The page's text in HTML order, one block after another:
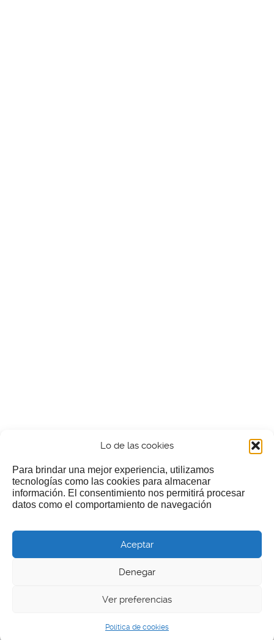
Lo de las cookies
Para brindar una mejor experiencia, utilizamos
tecnologías como las cookies para almacenar
información. El consentimiento nos permitirá procesar
datos como el comportamiento de navegación
Aceptar
Denegar
Ver preferencias
Política de cookies
¿Nos invitas a un cafecillo?
Si te gusta nuestra web puedes echar limosna a estos